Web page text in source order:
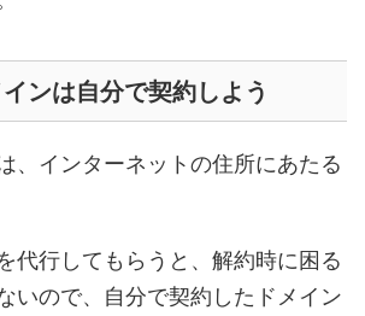
ンは自分で契約しよう
、インターネットの住所にあたる
代行してもらうと、解約時に困る
いので、自分で契約したドメイン